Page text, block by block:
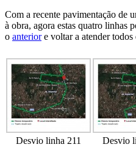
Com a recente pavimentação de
à obra, agora estas quatro linhas
o anteriore voltar a atender todos
Desvio linha 211 Desvio